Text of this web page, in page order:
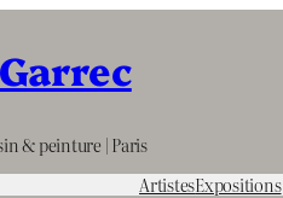
& peinture | Paris
ArtistesExpositions